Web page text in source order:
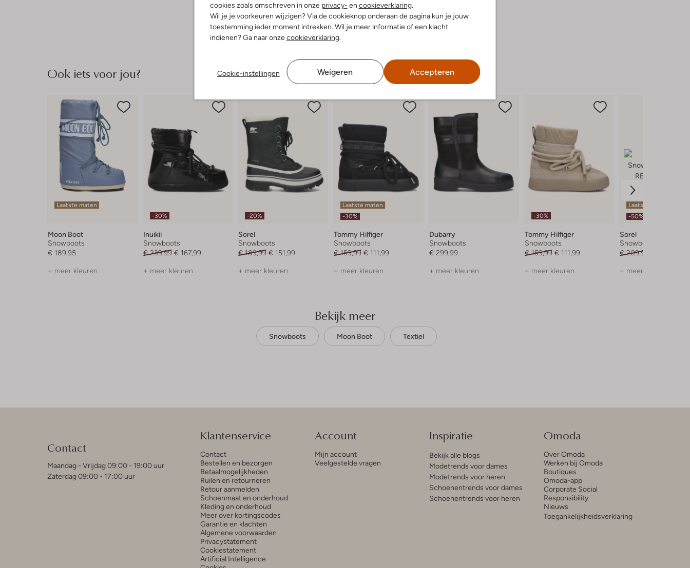
cookies zoals omschreven in onze privacy- en cookieverklaring.
Wil je je voorkeuren wijzigen? Via de cookieknop onderaan de pagina kun je jouw
toestemming ieder moment intrekken. Wil je meer informatie of een klacht
indienen? Ga naar onzecookieverklaring.
Cookie-instellingen Weigeren Accepteren
Ook iets voor jou?
Laatste maten
Moon Boot
Snowboots
€ 189,95
+ meer kleuren
-30%
Inuikii
Snowboots
€ 239,99 € 167,99
+ meer kleuren
-20%
Sorel
Snowboots
€ 189,99 € 151,99
+ meer kleuren
Laatste maten
-30%
Tommy Hilfiger
Snowboots
€ 159,99 € 111,99
+ meer kleuren
Dubarry
Snowboots
€ 299,99
+ meer kleuren
-30%
Tommy Hilfiger
Snowboots
€ 159,99 € 111,99
+ meer kleuren
Laatste items
-50%
Sorel
Snowboots
€ 209,95
+ meer kleuren
Bekijk meer
Snowboots Moon Boot Textiel
Contact
Maandag - Vrijdag 09:00 - 19:00 uur
Zaterdag 09:00 - 17:00 uur
Klantenservice
Contact
Bestellen en bezorgen
Betaalmogelijkheden
Ruilen en retourneren
Retour aanmelden
Schoenmaat en onderhoud
Kleding en onderhoud
Meer over kortingscodes
Garantie en klachten
Algemene voorwaarden
Privacystatement
Cookiestatement
Artificial Intelligence
Account
Mijn account
Veelgestelde vragen
Inspiratie
Bekijk alle blogs
Modetrends voor dames
Modetrends voor heren
Schoenentrends voor dames
Schoenentrends voor heren
Omoda
Over Omoda
Werken bij Omoda
Boutiques
Omoda-app
Corporate Social
Responsibility
Nieuws
Toegankelijkheidsverklaring